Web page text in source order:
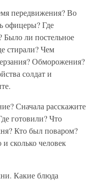
передвижения? Во
офицеры? Где
Было ли постельное
стирали? Чем
Обморожения?
солдат и
Сначала расскажите
готовили? Что
Кто был поваром?
сколько человек
Какие блюда